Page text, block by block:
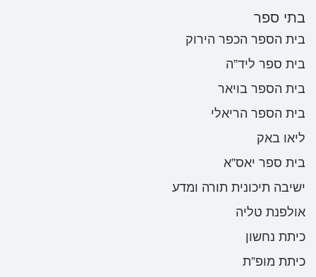
בתי ספר
בית הספר הכפר הירוק
בית ספר ליד”ה
בית הספר בויאר
בית הספר הריאלי
ליאו באק
בית ספר יאס”א
ישיבה תיכונית תורה ומדע
אולפנת טליה
כיתת נחשון
כיתת מופ”ת